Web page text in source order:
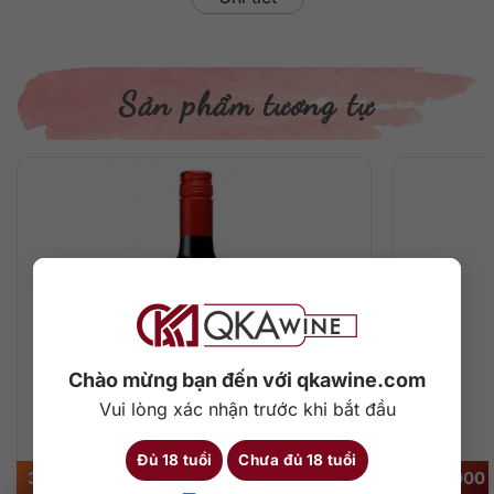
Chào mừng bạn đến với qkawine.com
Vui lòng xác nhận trước khi bắt đầu
Đủ 18 tuổi Chưa đủ 18 tuổi
Sản phẩm tương tự
325.000 1.750.000